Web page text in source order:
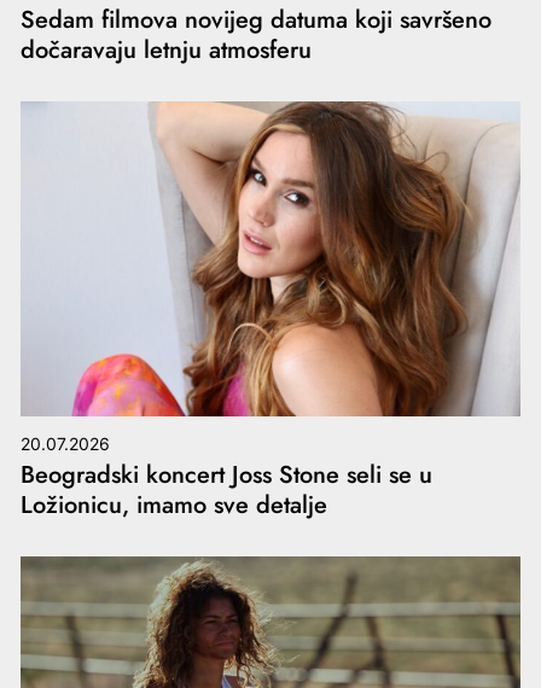
Sedam filmova novijeg datuma koji savršeno
dočaravaju letnju atmosferu
20.07.2026
Beogradski koncert Joss Stone seli se u
Ložionicu, imamo sve detalje